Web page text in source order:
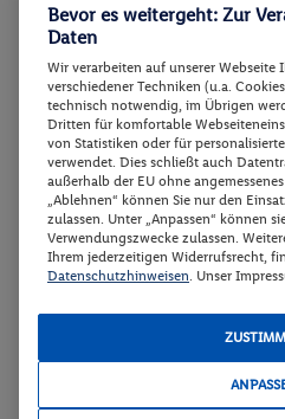
Doppelzimmer
Zimmerdetails
Buchen
Doppelzimmer
10.01. - 13.01.2027
Doppelzimmer
Ohne Verpflegung
DERTOUR
Weitere Informationen des
Bevor es weitergeht: Zur
Daten
Wir verarbeiten auf unserer Webseite
verschiedener Techniken (u.a.
technisch notwendig, im Übrigen
Dritten für komfortable
von Statistiken oder für
verwendet. Dies schließt auch
außerhalb der EU ohne
„Ablehnen“ können Sie nur den
zulassen. Unter „Anpassen“ können
Verwendungszwecke zulassen.
Ihrem jederzeitigen Widerrufsrecht,
Datenschutzhinweisen . Unser